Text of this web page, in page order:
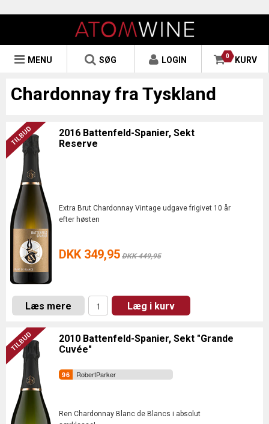
0 KURV
LOGIN
SØG
MENU
Chardonnay fra Tyskland
2016 Battenfeld-Spanier, Sekt
Reserve
Extra Brut Chardonnay Vintage udgave frigivet 10 år
efter høsten
DKK 349,95 DKK 449,95
Læs mere Læg i kurv
2010 Battenfeld-Spanier, Sekt "Grande
Cuvée"
RobertParker
Ren Chardonnay Blanc de Blancs i absolut